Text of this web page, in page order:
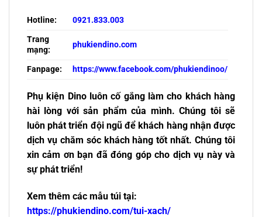
Hotline:
0921.833.003
Trang
mạng:
phukiendino.com
Fanpage: https://www.facebook.com/phukiendinoo/
Phụ kiện Dino luôn cố gắng làm cho khách hàng
hài lòng với sản phẩm của mình. Chúng tôi sẽ
luôn phát triển đội ngũ để khách hàng nhận được
dịch vụ chăm sóc khách hàng tốt nhất. Chúng tôi
xin cảm ơn bạn đã đóng góp cho dịch vụ này và
sự phát triển!
Xem thêm các mẫu túi tại:
https://phukiendino.com/tui-xach/